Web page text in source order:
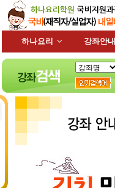
하나요리 강좌안내